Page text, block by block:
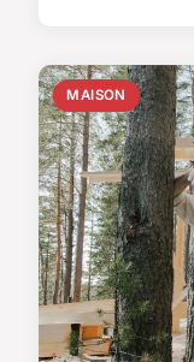
MAISON